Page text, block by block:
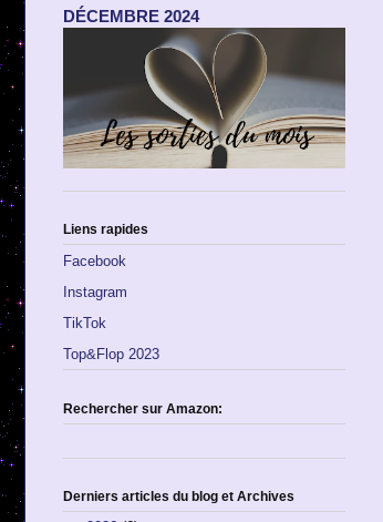
DÉCEMBRE 2024
Liens rapides
Facebook
Instagram
TikTok
Top&Flop 2023
Rechercher sur Amazon:
Derniers articles du blog et Archives